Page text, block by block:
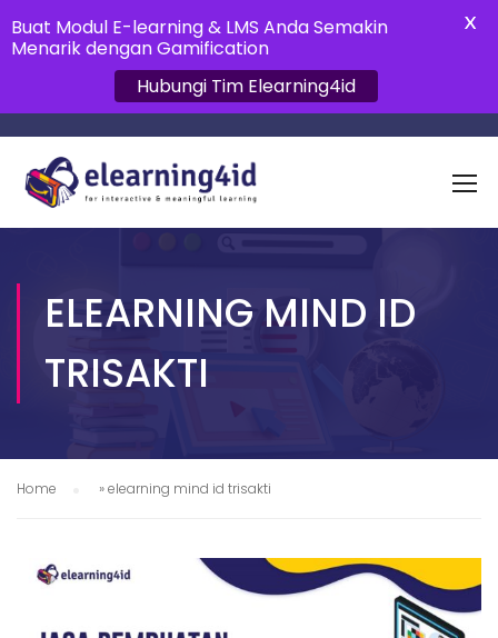
ELEARNING MIND ID
TRISAKTI
Home »elearning mind id trisakti
Buat Modul E-learning & LMS Anda Semakin
Menarik dengan Gamification
Hubungi Tim Elearning4id
X